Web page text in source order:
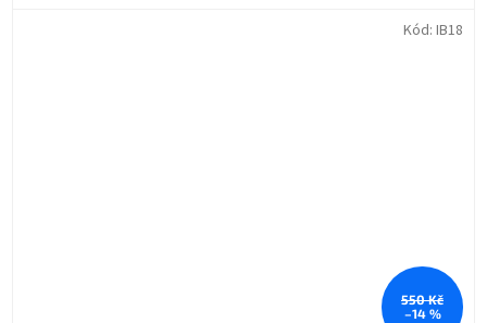
550 Kč
–14 %
Kód: IB18